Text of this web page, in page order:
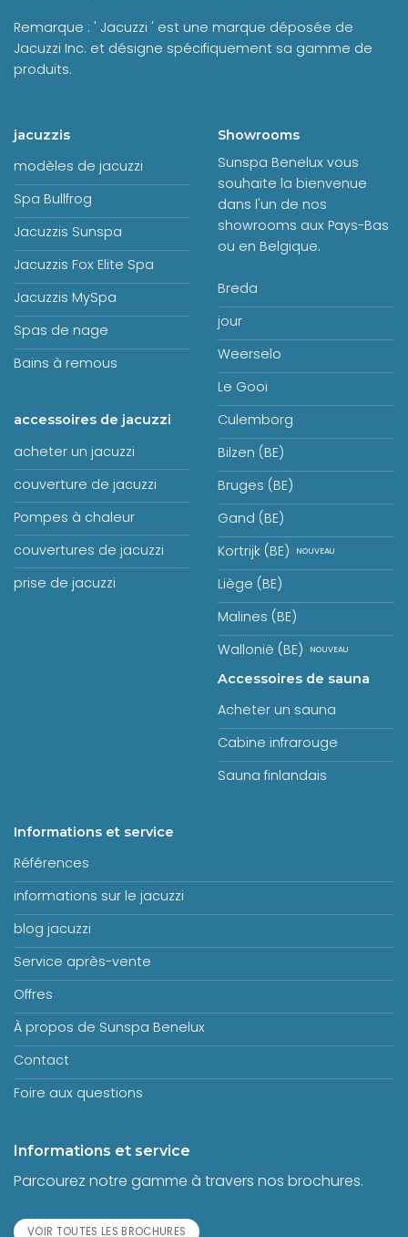
Remarque : ' Jacuzzi ' est une marque déposée de
Jacuzzi Inc. et désigne spécifiquement sa gamme de
produits.
jacuzzis
modèles de jacuzzi
Spa Bullfrog
Jacuzzis Sunspa
Jacuzzis Fox Elite Spa
Jacuzzis MySpa
Spas de nage
Bains à remous
accessoires de jacuzzi
acheter un jacuzzi
couverture de jacuzzi
Pompes à chaleur
couvertures de jacuzzi
prise de jacuzzi
Showrooms
Sunspa Benelux vous
souhaite la bienvenue
dans l'un de nos
showrooms aux Pays-Bas
ou en Belgique.
Breda
jour
Weerselo
Le Gooi
Culemborg
Bilzen (BE)
Bruges (BE)
Gand (BE)
Kortrijk (BE)
Liège (BE)
Malines (BE)
Wallonië (BE)
Accessoires de sauna
Acheter un sauna
Cabine infrarouge
Sauna finlandais
Informations et service
Références
informations sur le jacuzzi
blog jacuzzi
Service après-vente
Offres
À propos de Sunspa Benelux
Contact
Foire aux questions
Informations et service
Parcourez notre gamme à travers nos brochures.
VOIR TOUTES LES BROCHURES